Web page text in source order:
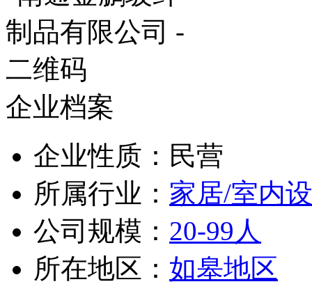
企业档案
企业性质：民营
所属行业： 家居/室内
公司规模： 20-99人
所在地区： 如皋地区